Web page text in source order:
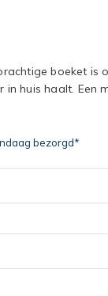
boeket is
huis haalt. Een
bezorgd*